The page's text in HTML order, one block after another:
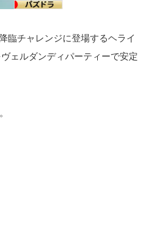
臨チャレンジに登場するヘライ
ェルダンディパーティーで安定